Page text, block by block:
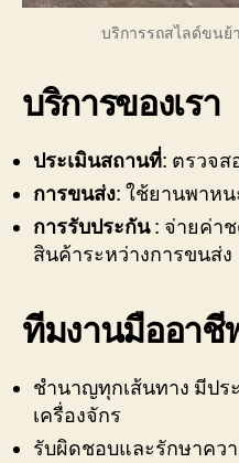
บริการรถสไลด์ขนย้
บริการของเรา
ประเมินสถานที่: ตรวจส
การขนส่ง: ใช้ยานพาห
การรับประกัน: จ่ายค่าช
สินค้าระหว่างการขนส่ง
ทีมงานมืออาชี
ชำนาญทุกเส้นทาง มีปร
เครื่องจักร
รับผิดชอบและรักษาค